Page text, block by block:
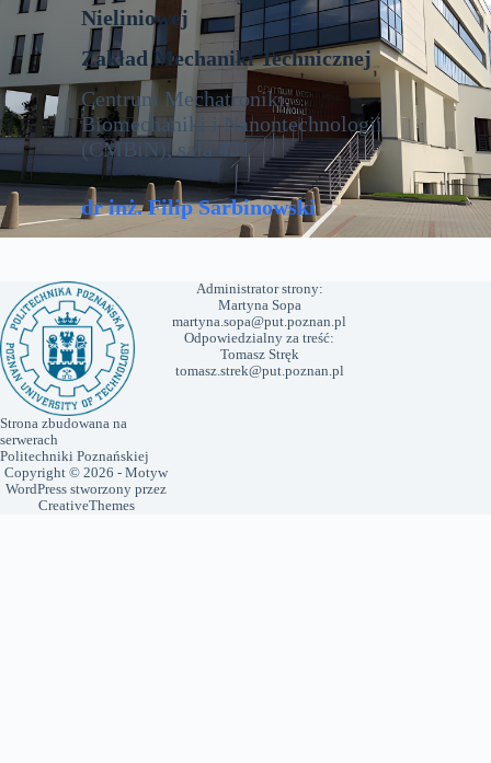
pomocy ruchomego pasa o prędkości
2m/s,
badanie dynamiki wahadeł,
badanie wypływu interakcji
magnetycznych na dynamikę
pomiar drgań wahadeł przy pomocy
enkoderów inkrementalnych.
KONT
AKT